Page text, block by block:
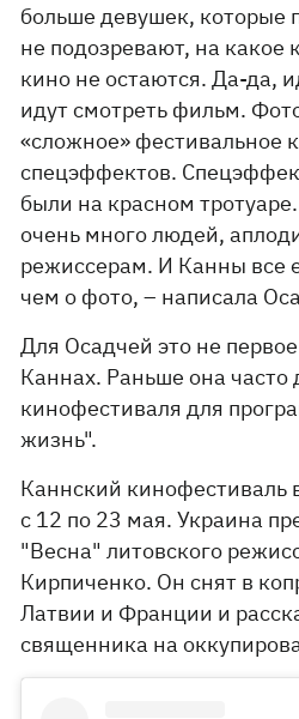
больше девушек, которые
не подозревают, на какое
кино не остаются. Да-да,
идут смотреть фильм.
«сложное» фестивальное
спецэффектов.
были на красном
очень много людей,
режиссерам. И Канны все
чем о фото, – написала
Для Осадчей это не
Каннах. Раньше она часто
кинофестиваля для
жизнь".
Каннский кинофестиваль
с 12 по 23 мая. Украина
"Весна" литовского
Кирпиченко. Он снят в
Латвии и Франции и
священника на